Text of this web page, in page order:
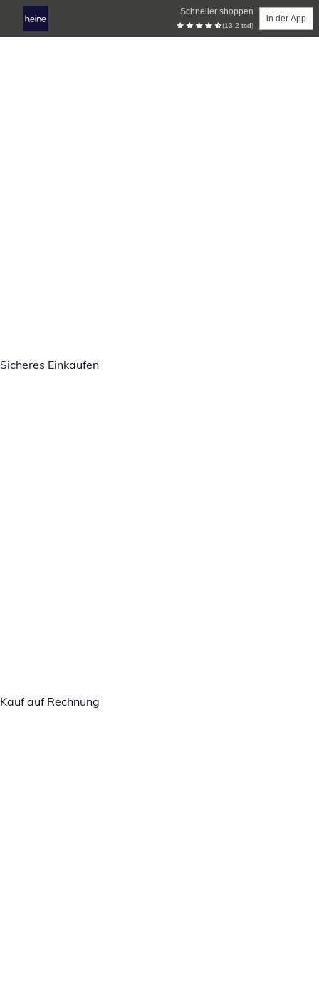
Schneller shoppen
(13.2 tsd)
in der App
Sicheres Einkaufen
Kauf auf Rechnung